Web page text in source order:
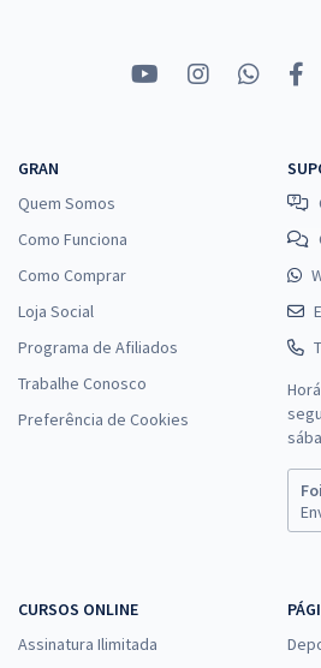
GRAN
Quem Somos
Como Funciona
Como Comprar
Loja Social
Programa de Afiliados
Trabalhe Conosco
Preferência de Cookies
CURSOS ONLINE
Assinatura Ilimitada